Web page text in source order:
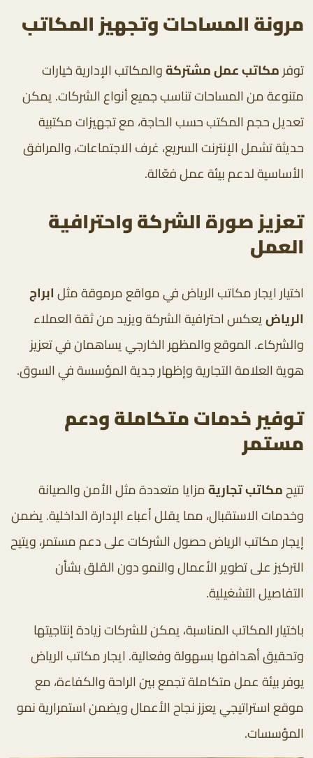
مرونة المساحات وتجهيز المكاتب
توفرمكاتب عمل مشتركةوالمكاتب الإدارية خيارات
متنوعة من المساحات تناسب جميع أنواع الشركات. يمكن
تعديل حجم المكتب حسب الحاجة، مع تجهيزات مكتبية
حديثة تشمل الإنترنت السريع، غرف الاجتماعات، والمرافق
الأساسية لدعم بيئة عمل فعّالة.
تعزيز صورة الشركة واحترافية
العمل
اختيار ايجار مكاتب الرياض في مواقع مرموقة مثلابراج
الرياضيعكس احترافية الشركة ويزيد من ثقة العملاء
والشركاء. الموقع والمظهر الخارجي يساهمان في تعزيز
هوية العلامة التجارية وإظهار جدية المؤسسة في السوق.
توفير خدمات متكاملة ودعم
مستمر
تتيحمكاتب تجاريةمزايا متعددة مثل الأمن والصيانة
وخدمات الاستقبال، مما يقلل أعباء الإدارة الداخلية. يضمن
إيجار مكاتب الرياض حصول الشركات على دعم مستمر، ويتيح
التركيز على تطوير الأعمال والنمو دون القلق بشأن
التفاصيل التشغيلية.
باختيار المكاتب المناسبة، يمكن للشركات زيادة إنتاجيتها
وتحقيق أهدافها بسهولة وفعالية. ايجار مكاتب الرياض
يوفر بيئة عمل متكاملة تجمع بين الراحة والكفاءة، مع
موقع استراتيجي يعزز نجاح الأعمال ويضمن استمرارية نمو
المؤسسات.